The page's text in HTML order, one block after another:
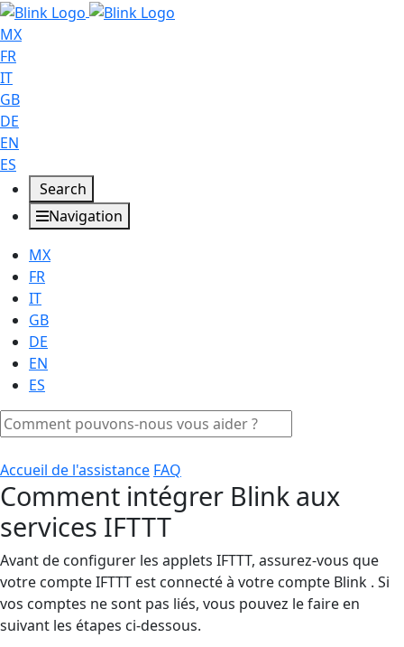
MX
FR
IT
GB
DE
EN
ES
Search
Navigation
MX
FR
IT
GB
DE
EN
ES
Accueil de l'assistance FAQ
Comment intégrer Blink aux
services IFTTT
Avant de configurer les applets IFTTT, assurez-vous que
votre compte IFTTT est connecté à votre compte Blink . Si
vos comptes ne sont pas liés, vous pouvez le faire en
suivant les étapes ci-dessous.